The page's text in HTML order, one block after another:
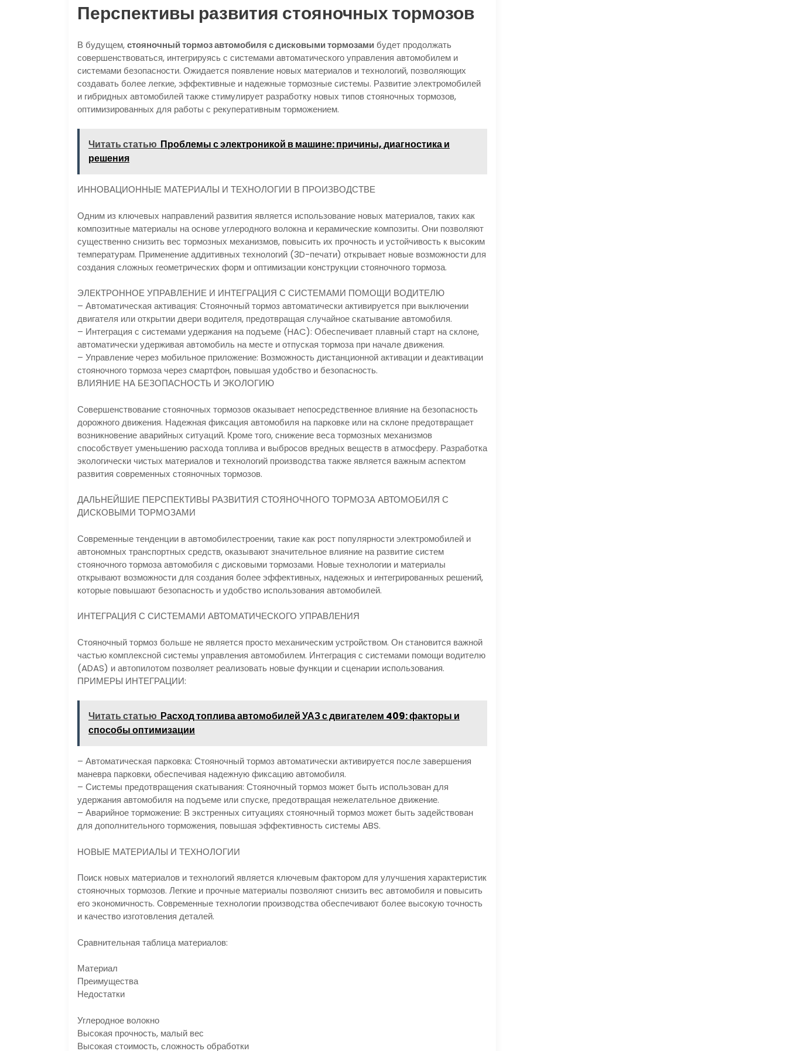
Перспективы развития стояночных тормозов
В будущем,стояночный тормоз автомобиля с дисковыми тормозами будет продолжать
совершенствоваться, интегрируясь с системами автоматического управления автомобилем и
системами безопасности. Ожидается появление новых материалов и технологий, позволяющих
создавать более легкие, эффективные и надежные тормозные системы. Развитие электромобилей
и гибридных автомобилей также стимулирует разработку новых типов стояночных тормозов,
оптимизированных для работы с рекуперативным торможением.
Читать статью Проблемы с электроникой в машине: причины, диагностика и
решения
ИННОВАЦИОННЫЕ МАТЕРИАЛЫ И ТЕХНОЛОГИИ В ПРОИЗВОДСТВЕ
Одним из ключевых направлений развития является использование новых материалов, таких как
композитные материалы на основе углеродного волокна и керамические композиты. Они позволяют
существенно снизить вес тормозных механизмов, повысить их прочность и устойчивость к высоким
температурам. Применение аддитивных технологий (3D-печати) открывает новые возможности для
создания сложных геометрических форм и оптимизации конструкции стояночного тормоза.
ЭЛЕКТРОННОЕ УПРАВЛЕНИЕ И ИНТЕГРАЦИЯ С СИСТЕМАМИ ПОМОЩИ ВОДИТЕЛЮ
– Автоматическая активация: Стояночный тормоз автоматически активируется при выключении
двигателя или открытии двери водителя, предотвращая случайное скатывание автомобиля.
– Интеграция с системами удержания на подъеме (HAC): Обеспечивает плавный старт на склоне,
автоматически удерживая автомобиль на месте и отпуская тормоза при начале движения.
– Управление через мобильное приложение: Возможность дистанционной активации и деактивации
стояночного тормоза через смартфон, повышая удобство и безопасность.
ВЛИЯНИЕ НА БЕЗОПАСНОСТЬ И ЭКОЛОГИЮ
Совершенствование стояночных тормозов оказывает непосредственное влияние на безопасность
дорожного движения. Надежная фиксация автомобиля на парковке или на склоне предотвращает
возникновение аварийных ситуаций. Кроме того, снижение веса тормозных механизмов
способствует уменьшению расхода топлива и выбросов вредных веществ в атмосферу. Разработка
экологически чистых материалов и технологий производства также является важным аспектом
развития современных стояночных тормозов.
ДАЛЬНЕЙШИЕ ПЕРСПЕКТИВЫ РАЗВИТИЯ СТОЯНОЧНОГО ТОРМОЗА АВТОМОБИЛЯ С
ДИСКОВЫМИ ТОРМОЗАМИ
Современные тенденции в автомобилестроении, такие как рост популярности электромобилей и
автономных транспортных средств, оказывают значительное влияние на развитие систем
стояночного тормоза автомобиля с дисковыми тормозами. Новые технологии и материалы
открывают возможности для создания более эффективных, надежных и интегрированных решений,
которые повышают безопасность и удобство использования автомобилей.
ИНТЕГРАЦИЯ С СИСТЕМАМИ АВТОМАТИЧЕСКОГО УПРАВЛЕНИЯ
Стояночный тормоз больше не является просто механическим устройством. Он становится важной
частью комплексной системы управления автомобилем. Интеграция с системами помощи водителю
(ADAS) и автопилотом позволяет реализовать новые функции и сценарии использования.
ПРИМЕРЫ ИНТЕГРАЦИИ:
Читать статью Расход топлива автомобилей УАЗ с двигателем 409: факторы и
способы оптимизации
– Автоматическая парковка: Стояночный тормоз автоматически активируется после завершения
маневра парковки, обеспечивая надежную фиксацию автомобиля.
– Системы предотвращения скатывания: Стояночный тормоз может быть использован для
удержания автомобиля на подъеме или спуске, предотвращая нежелательное движение.
– Аварийное торможение: В экстренных ситуациях стояночный тормоз может быть задействован
для дополнительного торможения, повышая эффективность системы ABS.
НОВЫЕ МАТЕРИАЛЫ И ТЕХНОЛОГИИ
Поиск новых материалов и технологий является ключевым фактором для улучшения характеристик
стояночных тормозов. Легкие и прочные материалы позволяют снизить вес автомобиля и повысить
его экономичность. Современные технологии производства обеспечивают более высокую точность
и качество изготовления деталей.
Сравнительная таблица материалов:
Материал
Преимущества
Недостатки
Углеродное волокно
Высокая прочность, малый вес
Высокая стоимость, сложность обработки